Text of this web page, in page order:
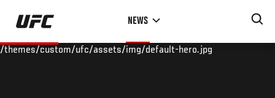
Skip
main
NEWS
/themes/custom/ufc/assets/img/default-hero.jpg